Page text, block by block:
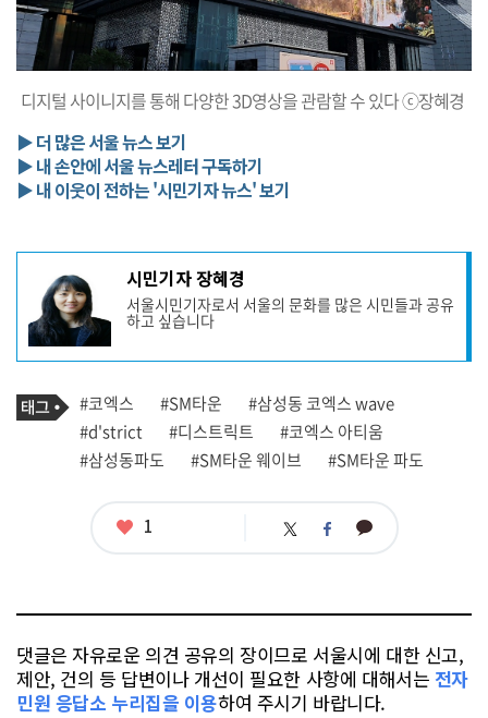
디지털 사이니지를 통해 다양한 3D영상을 관람할 수 있다 ⓒ장혜경
▶ 더 많은 서울 뉴스 보기
▶ 내 손안에 서울 뉴스레터 구독하기
▶ 내 이웃이 전하는 '시민기자 뉴스' 보기
작
성
자
프
필
시민기자 장혜경
서울시민기자로서 서울의 문화를 많은 시민들과 공유
하고 싶습니다
기
사
관
련
태
태
그
#코엑스 #SM타운
#삼성동 코엑스 wave
#d'strict
#디스트릭트
#코엑스 아티움
#삼성동파도
#SM타운 웨이브 #SM타운 파도
좋1 트 페 카
댓글은 자유로운 의견 공유의 장이므로 서울시에 대한 신고,
제안, 건의 등 답변이나 개선이 필요한 사항에 대해서는 전자
민원 응답소 누리집을 이용하여 주시기 바랍니다.